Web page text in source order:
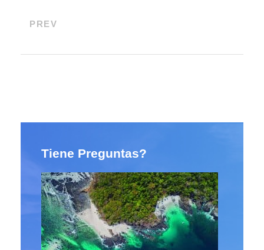
PREV
Tiene Preguntas?